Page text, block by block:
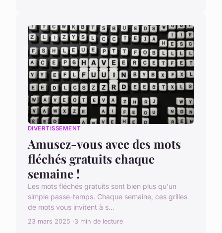
DIVERTISSEMENT
Amusez-vous avec des mots
fléchés gratuits chaque
semaine !
Les mots fléchés gratuits sont bien plus qu'un
simple passe-temps. Chaque semaine, ces grilles
de mots vous invitent à s...
23 mars 2025 3 min de lecture